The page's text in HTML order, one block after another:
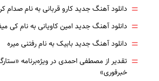
= دانلود آهنگ جدید کارو قربانی به نام صدام
= دانلود آهنگ جدید امین کاویانی به نام کی
= دانلود آهنگ جدید بابیک به نام رفتنی میره
= تقدیر از مصطفی احمدی در ویژه‌برنامه
خبرفوری»